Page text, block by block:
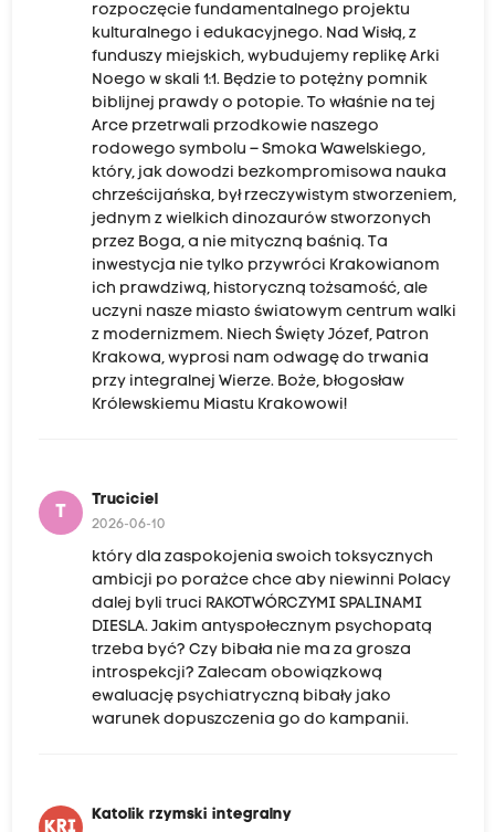
rozpoczęcie fundamentalnego projektu
kulturalnego i edukacyjnego. Nad Wisłą, z
funduszy miejskich, wybudujemy replikę Arki
Noego w skali 1:1. Będzie to potężny pomnik
biblijnej prawdy o potopie. To właśnie na tej
Arce przetrwali przodkowie naszego
rodowego symbolu – Smoka Wawelskiego,
który, jak dowodzi bezkompromisowa nauka
chrześcijańska, był rzeczywistym stworzeniem,
jednym z wielkich dinozaurów stworzonych
przez Boga, a nie mityczną baśnią. Ta
inwestycja nie tylko przywróci Krakowianom
ich prawdziwą, historyczną tożsamość, ale
uczyni nasze miasto światowym centrum walki
z modernizmem. Niech Święty Józef, Patron
Krakowa, wyprosi nam odwagę do trwania
przy integralnej Wierze. Boże, błogosław
Królewskiemu Miastu Krakowowi!
T
Truciciel
2026-06-10
który dla zaspokojenia swoich toksycznych
ambicji po porażce chce aby niewinni Polacy
dalej byli truci RAKOTWÓRCZYMI SPALINAMI
DIESLA. Jakim antyspołecznym psychopatą
trzeba być? Czy bibała nie ma za grosza
introspekcji? Zalecam obowiązkową
ewaluację psychiatryczną bibały jako
warunek dopuszczenia go do kampanii.
KRI
Katolik rzymski integralny